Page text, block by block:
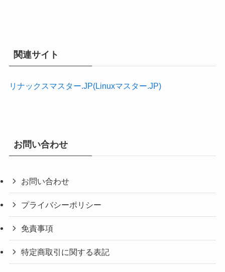
関連サイト
リナックスマスター.JP(Linuxマスター.JP)
お問い合わせ
お問い合わせ
プライバシーポリシー
免責事項
特定商取引に関する表記